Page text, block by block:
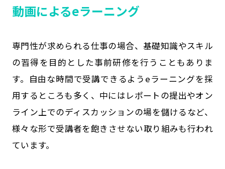
動画によるeラーニング
専門性が求められる仕事の場合、基礎知識やスキル
の習得を目的とした事前研修を行うこともありま
す。自由な時間で受講できるようeラーニングを採
用するところも多く、中にはレポートの提出やオン
ライン上でのディスカッションの場を儲けるなど、
様々な形で受講者を飽きさせない取り組みも行われ
ています。